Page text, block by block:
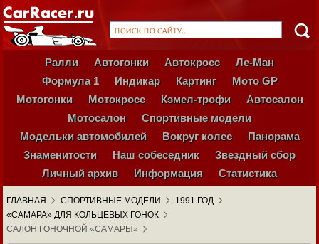
Ралли Автогонки Автокросс
Ле-Ман
Формула 1
Индикар Картинг
Мото GP
Мотогонки
Мотокросс Кэмел-трофи
Автосалон
Мотосалон
Спортивные модели
Модельки автомобилей
Вокруг колес
Панорама
Знаменитости
Наш собеседник
Звездный сбор
Личный архив
Информация Статистика
ГЛАВНАЯ СПОРТИВНЫЕ МОДЕЛИ
1991 ГОД
«САМАРА» ДЛЯ КОЛЬЦЕВЫХ ГОНОК
САЛОН ГОНОЧНОЙ «САМАРЫ»